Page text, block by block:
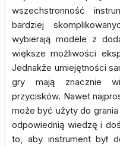
wszechstronność
bardziej
wybierają modele z
większe możliwości
Jednakże umiejętności
gry mają znacznie
przycisków. Nawet
może być użyty do
odpowiednią wiedzę i
to, aby instrument był